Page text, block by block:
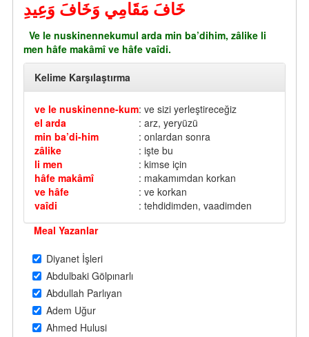
خَافَ مَقَامِي وَخَافَ وَعِيدِ
Ve le nuskinennekumul arda min ba’dihim, zâlike li
men hâfe makâmî ve hâfe vaîdi.
Kelime Karşılaştırma
ve le nuskinenne-kum: ve sizi yerleştireceğiz
el arda
: arz, yeryüzü
min ba’di-him
: onlardan sonra
zâlike
: işte bu
li men
: kimse için
hâfe makâmî
: makamımdan korkan
ve hâfe
: ve korkan
vaîdi
: tehdidimden, vaadimden
Meal Yazanlar
Diyanet İşleri
Abdulbaki Gölpınarlı
Abdullah Parlıyan
Adem Uğur
Ahmed Hulusi